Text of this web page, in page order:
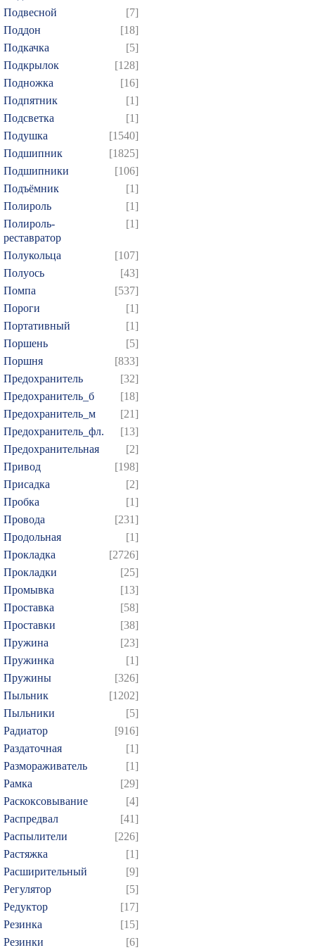
Подвесной
[7]
Поддон
[18]
Подкачка
[5]
Подкрылок
[128]
Подножка
[16]
Подпятник
[1]
Подсветка
[1]
Подушка
[1540]
Подшипник
[1825]
Подшипники
[106]
Подъёмник
[1]
Полироль
[1]
Полироль-
реставратор
[1]
Полукольца
[107]
Полуось
[43]
Помпа
[537]
Пороги
[1]
Портативный
[1]
Поршень
[5]
Поршня
[833]
Предохранитель
[32]
Предохранитель_б
[18]
Предохранитель_м
[21]
Предохранитель_фл.
[13]
Предохранительная
[2]
Привод
[198]
Присадка
[2]
Пробка
[1]
Провода
[231]
Продольная
[1]
Прокладка
[2726]
Прокладки
[25]
Промывка
[13]
Проставка
[58]
Проставки
[38]
Пружина
[23]
Пружинка
[1]
Пружины
[326]
Пыльник
[1202]
Пыльники
[5]
Радиатор
[916]
Раздаточная
[1]
Размораживатель
[1]
Рамка
[29]
Раскоксовывание
[4]
Распредвал
[41]
Распылители
[226]
Растяжка
[1]
Расширительный
[9]
Регулятор
[5]
Редуктор
[17]
Резинка
[15]
Резинки
[6]